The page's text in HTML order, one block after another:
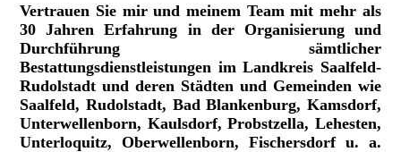
Vertrauen Sie mir und meinem Team mit mehr als
30 Jahren Erfahrung in der Organisierung und
Durchführung sämtlicher
Bestattungsdienstleistungen im Landkreis Saalfeld-
Rudolstadt und deren Städten und Gemeinden wie
Saalfeld, Rudolstadt, Bad Blankenburg, Kamsdorf,
Unterwellenborn, Kaulsdorf, Probstzella, Lehesten,
Unterloquitz, Oberwellenborn, Fischersdorf u. a.